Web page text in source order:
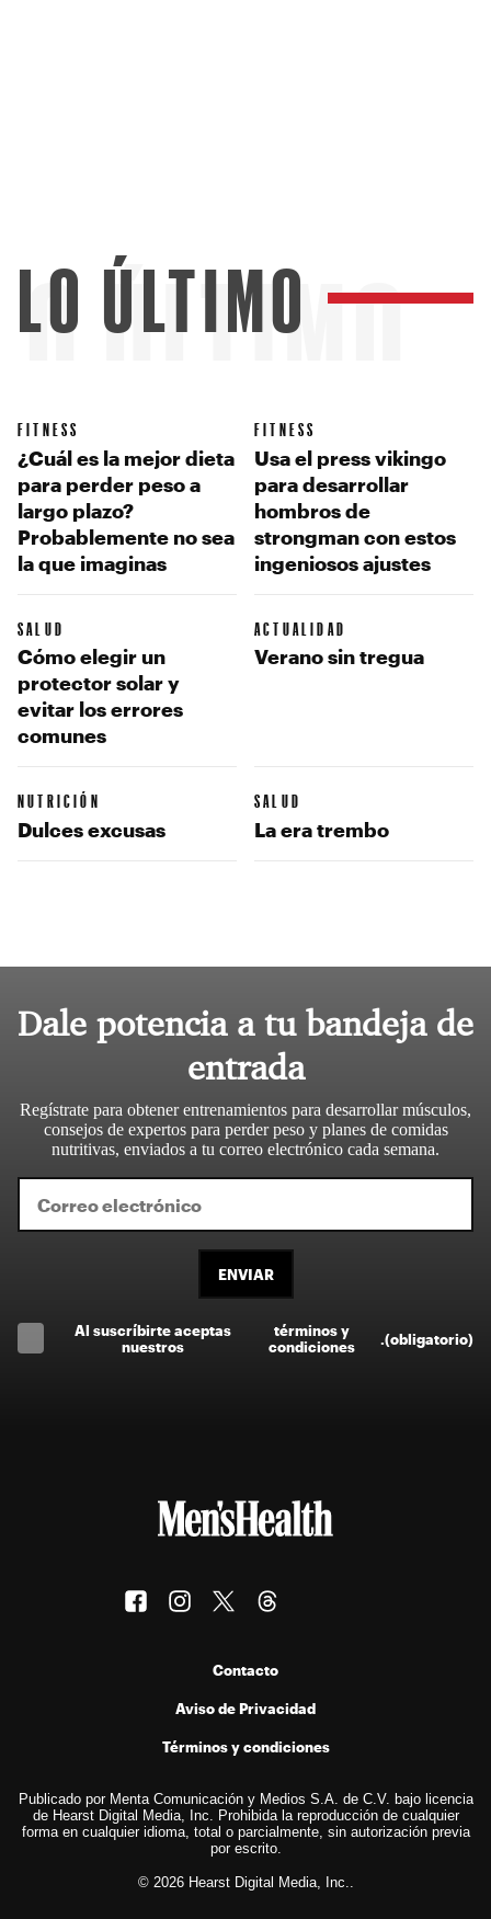
ÚLTIMO
LO ÚLTIMO
FITNESS
¿Cuál es la mejor dieta
para perder peso a
largo plazo?
Probablemente no sea
la que imaginas
FITNESS
Usa el press vikingo
para desarrollar
hombros de
strongman con estos
ingeniosos ajustes
SALUD
Cómo elegir un
protector solar y
evitar los errores
comunes
ACTUALIDAD
Verano sin tregua
NUTRICIÓN
Dulces excusas
SALUD
La era trembo
Dale potencia a tu bandeja de
entrada
Regístrate para obtener entrenamientos para desarrollar músculos,
consejos de expertos para perder peso y planes de comidas
nutritivas, enviados a tu correo electrónico cada semana.
ENVIAR
Al suscríbirte aceptas
nuestros
términos y
condiciones
(obligatorio)
Contacto
Aviso de Privacidad
Términos y condiciones
Publicado por Menta Comunicación y Medios S.A. de C.V. bajo licencia
de Hearst Digital Media, Inc. Prohibida la reproducción de cualquier
forma en cualquier idioma, total o parcialmente, sin autorización previa
por escrito.
© 2026 Hearst Digital Media, Inc..